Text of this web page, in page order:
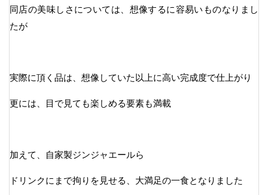
同店の美味しさについては、想像するに容易いものなりまし
たが
実際に頂く品は、想像していた以上に高い完成度で仕上がり
更には、目で見ても楽しめる要素も満載
加えて、自家製ジンジャエールら
ドリンクにまで拘りを見せる、大満足の一食となりました